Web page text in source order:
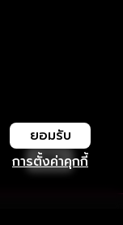
การตั้งค่าคุกกี้
ยอมรับ
เปิด